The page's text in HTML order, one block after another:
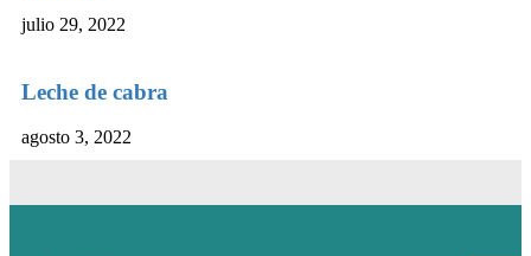
julio 29, 2022
Leche de cabra
agosto 3, 2022